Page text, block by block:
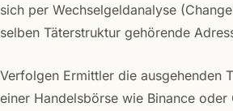
sich per Wechselgeldanalyse
selben Täterstruktur gehörende
Verfolgen Ermittler die ausgehenden
einer Handelsbörse wie Binance oder